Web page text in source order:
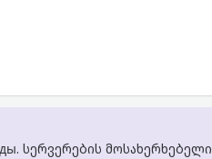
სერვერების მოსახერხებელი